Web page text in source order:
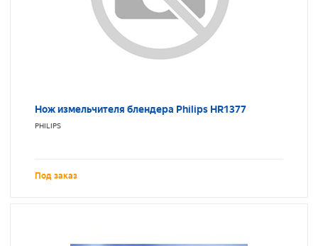
Нож измельчителя блендера Philips HR1377
PHILIPS
Под заказ